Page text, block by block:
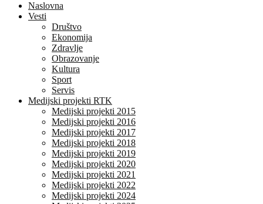
Naslovna
Vesti
Društvo
Ekonomija
Zdravlje
Obrazovanje
Kultura
Sport
Servis
Medijski projekti RTK
Medijski projekti 2015
Medijski projekti 2016
Medijski projekti 2017
Medijski projekti 2018
Medijski projekti 2019
Medijski projekti 2020
Medijski projekti 2021
Medijski projekti 2022
Medijski projekti 2024